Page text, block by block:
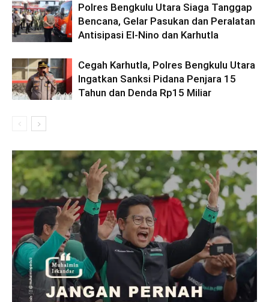
Polres Bengkulu Utara Siaga Tanggap
Bencana, Gelar Pasukan dan Peralatan
Antisipasi El-Nino dan Karhutla
Cegah Karhutla, Polres Bengkulu Utara
Ingatkan Sanksi Pidana Penjara 15
Tahun dan Denda Rp15 Miliar